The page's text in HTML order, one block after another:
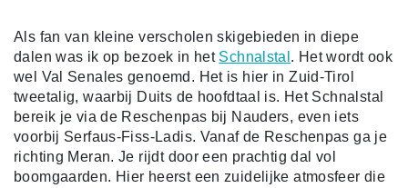
Als fan van kleine verscholen skigebieden in diepe
dalen was ik op bezoek in het Schnalstal . Het wordt ook
wel Val Senales genoemd. Het is hier in Zuid-Tirol
tweetalig, waarbij Duits de hoofdtaal is. Het Schnalstal
bereik je via de Reschenpas bij Nauders, even iets
voorbij Serfaus-Fiss-Ladis. Vanaf de Reschenpas ga je
richting Meran. Je rijdt door een prachtig dal vol
boomgaarden. Hier heerst een zuidelijke atmosfeer die